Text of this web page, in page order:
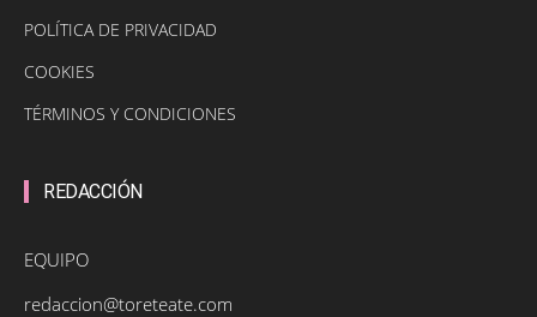
POLÍTICA DE PRIVACIDAD
COOKIES
TÉRMINOS Y CONDICIONES
REDACCIÓN
EQUIPO
redaccion@toreteate.com